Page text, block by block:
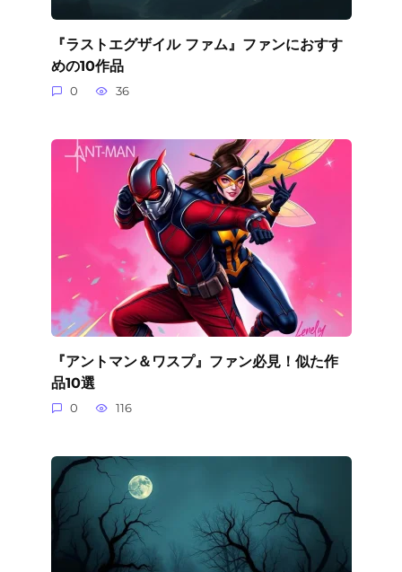
『ラストエグザイル ファム』ファンにおすす
めの10作品
0 36
『アントマン＆ワスプ』ファン必見！似た作
品10選
0 116